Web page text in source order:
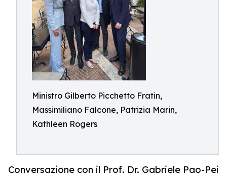
Ministro Gilberto Picchetto Fratin,
Massimiliano Falcone, Patrizia Marin,
Kathleen Rogers
Conversazione con il Prof. Dr. Gabriele Pao-Pei